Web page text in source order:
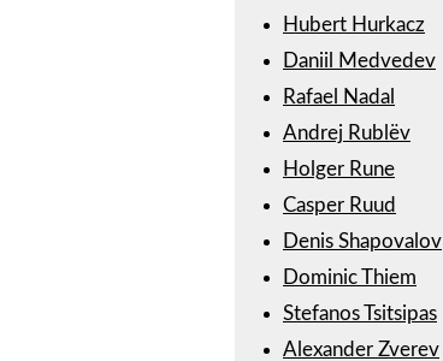
Hubert Hurkacz
Daniil Medvedev
Rafael Nadal
Andrej Rublëv
Holger Rune
Casper Ruud
Denis Shapovalov
Dominic Thiem
Stefanos Tsitsipas
Alexander Zverev